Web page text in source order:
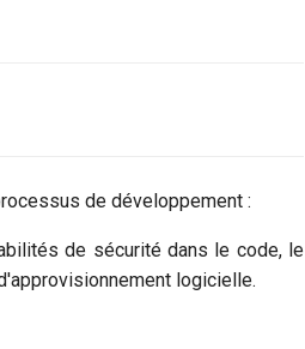
de développement :
de sécurité dans le code, le
logicielle.